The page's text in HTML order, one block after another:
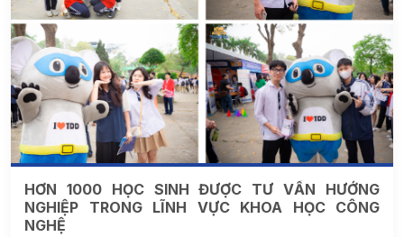
HƠN 1000 HỌC SINH ĐƯỢC TƯ VẤN HƯỚNG
NGHIỆP TRONG LĨNH VỰC KHOA HỌC CÔNG
NGHỆ